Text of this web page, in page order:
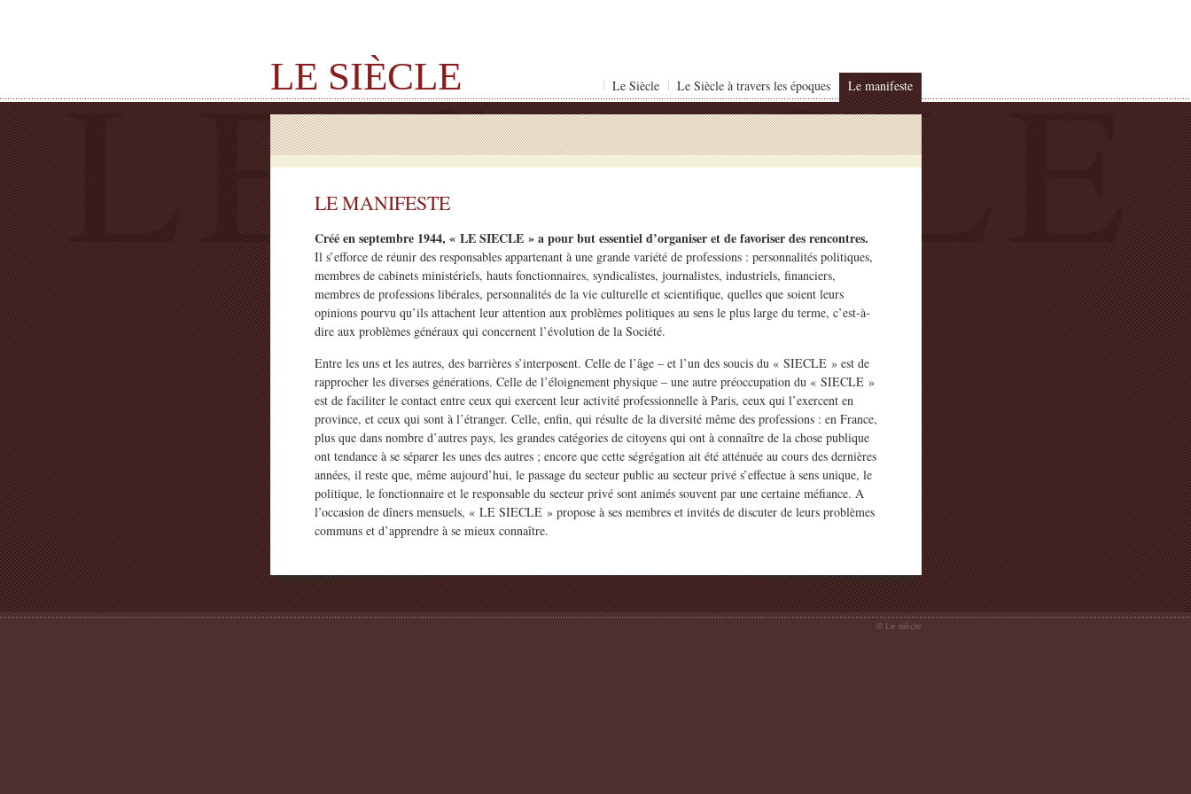
LE SIÈCLE Le Siècle Le Siècle à travers les époques Le manifeste
LE MANIFESTE
Créé en septembre 1944, « LE SIECLE » a pour but essentiel d’organiser et de favoriser des rencontres.
Il s’efforce de réunir des responsables appartenant à une grande variété de professions : personnalités politiques,
membres de cabinets ministériels, hauts fonctionnaires, syndicalistes, journalistes, industriels, financiers,
membres de professions libérales, personnalités de la vie culturelle et scientifique, quelles que soient leurs
opinions pourvu qu’ils attachent leur attention aux problèmes politiques au sens le plus large du terme, c’est-à-
dire aux problèmes généraux qui concernent l’évolution de la Société.
Entre les uns et les autres, des barrières s’interposent. Celle de l’âge – et l’un des soucis du « SIECLE » est de
rapprocher les diverses générations. Celle de l’éloignement physique – une autre préoccupation du « SIECLE »
est de faciliter le contact entre ceux qui exercent leur activité professionnelle à Paris, ceux qui l’exercent en
province, et ceux qui sont à l’étranger. Celle, enfin, qui résulte de la diversité même des professions : en France,
plus que dans nombre d’autres pays, les grandes catégories de citoyens qui ont à connaître de la chose publique
ont tendance à se séparer les unes des autres ; encore que cette ségrégation ait été atténuée au cours des dernières
années, il reste que, même aujourd’hui, le passage du secteur public au secteur privé s’effectue à sens unique, le
politique, le fonctionnaire et le responsable du secteur privé sont animés souvent par une certaine méfiance. A
l’occasion de dîners mensuels, « LE SIECLE » propose à ses membres et invités de discuter de leurs problèmes
communs et d’apprendre à se mieux connaître.
© Le siècle